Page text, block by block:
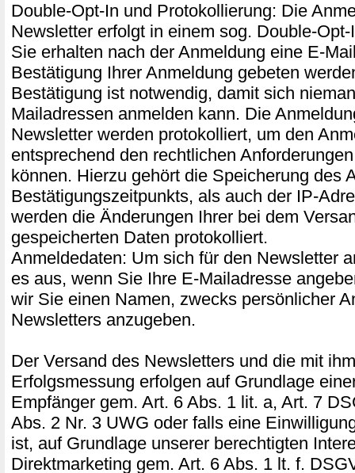
Double-Opt-In und Protokollierung: Die
Newsletter erfolgt in einem sog. Double-
Sie erhalten nach der Anmeldung eine E-
Bestätigung Ihrer Anmeldung gebeten
Bestätigung ist notwendig, damit sich
Mailadressen anmelden kann. Die
Newsletter werden protokolliert, um den
entsprechend den rechtlichen
können. Hierzu gehört die Speicherung des
Bestätigungszeitpunkts, als auch der IP-
werden die Änderungen Ihrer bei dem
gespeicherten Daten protokolliert.
Anmeldedaten: Um sich für den Newsletter
es aus, wenn Sie Ihre E-Mailadresse
wir Sie einen Namen, zwecks persönlicher
Newsletters anzugeben.
Der Versand des Newsletters und die mit
Erfolgsmessung erfolgen auf Grundlage
Empfänger gem. Art. 6 Abs. 1 lit. a, Art. 7
Abs. 2 Nr. 3 UWG oder falls eine
ist, auf Grundlage unserer berechtigten
Direktmarketing gem. Art. 6 Abs. 1 lt. f.